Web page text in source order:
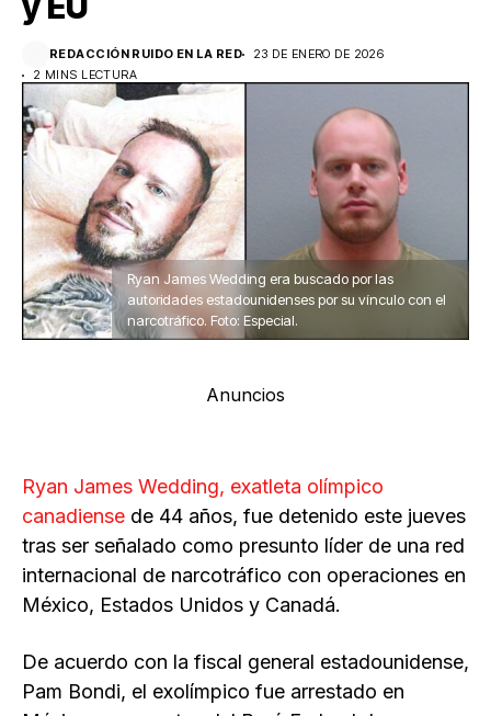
REDACCIÓN RUIDO EN LA RED
23 DE ENERO DE 2026
2 MINS LECTURA
Ryan James Wedding era buscado por las
autoridades estadounidenses por su vínculo con el
narcotráfico. Foto: Especial.
Anuncios
Ryan James Wedding, exatleta olímpico
canadiense de 44 años, fue detenido este jueves
tras ser señalado como presunto líder de una red
internacional de narcotráfico con operaciones en
México, Estados Unidos y Canadá.
De acuerdo con la fiscal general estadounidense,
Pam Bondi, el exolímpico fue arrestado en